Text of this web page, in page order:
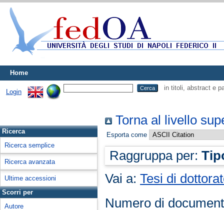
Home
Login
in titoli, abstract e
Ricerca
Ricerca semplice
Ricerca avanzata
Ultime accessioni
Scorri per
Autore
Torna al livello
Esporta come
Raggruppa per:
Vai a:Tesi di
Numero di